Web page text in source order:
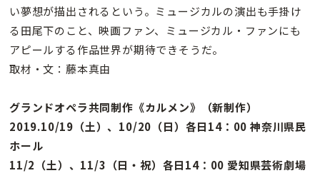
い夢想が描出されるという。ミュージカルの演出も手掛け
る田尾下のこと、映画ファン、ミュージカル・ファンにも
アピールする作品世界が期待できそうだ。
取材・文：藤本真由
グランドオペラ共同制作《カルメン》（新制作）
2019.10/19（土）、10/20（日）各日14：00 神奈川県民
ホール
11/2（土）、11/3（日・祝）各日14：00 愛知県芸術劇場